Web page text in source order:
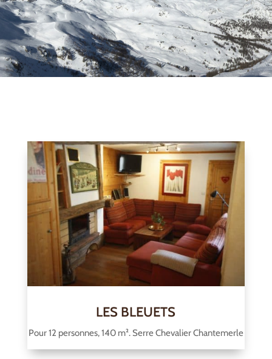
LES BLEUETS
Pour 12 personnes, 140 m². Serre Chevalier Chantemerle